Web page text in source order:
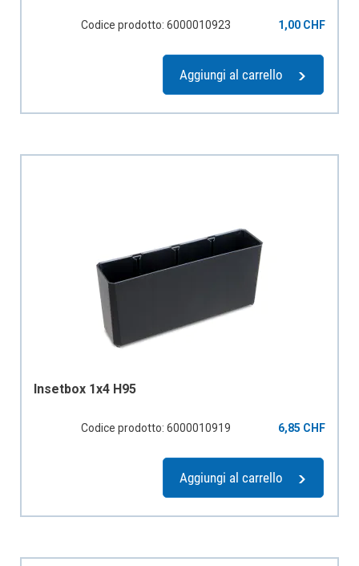
Codice prodotto: 6000010923 1,00 CHF
Aggiungi al carrello
Insetbox 1x4 H95
Codice prodotto: 6000010919 6,85 CHF
Aggiungi al carrello